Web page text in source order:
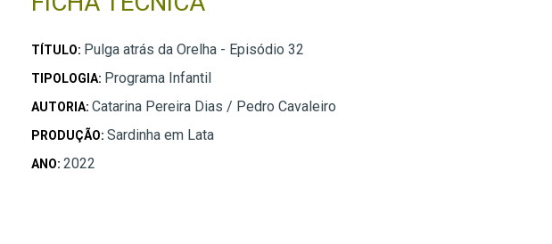
TÍTULO: Pulga atrás da Orelha - Episódio 32
TIPOLOGIA: Programa Infantil
AUTORIA: Catarina Pereira Dias / Pedro Cavaleiro
PRODUÇÃO: Sardinha em Lata
ANO: 2022